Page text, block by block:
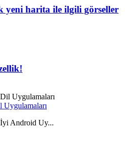
yeni harita ile ilgili görseller
Uygulamaları
Android Uy...